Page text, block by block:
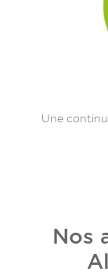
Une
Nos